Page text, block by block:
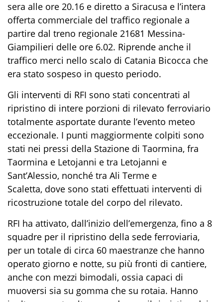
sera alle ore 20.16 e diretto a Siracusa e l’intera
offerta commerciale del traffico regionale a
partire dal treno regionale 21681 Messina-
Giampilieri delle ore 6.02. Riprende anche il
traffico merci nello scalo di Catania Bicocca che
era stato sospeso in questo periodo.
Gli interventi di RFI sono stati concentrati al
ripristino di intere porzioni di rilevato ferroviario
totalmente asportate durante l’evento meteo
eccezionale. I punti maggiormente colpiti sono
stati nei pressi della Stazione di Taormina, fra
Taormina e Letojanni e tra Letojanni e
Sant’Alessio, nonché tra Ali Terme e
Scaletta, dove sono stati effettuati interventi di
ricostruzione totale del corpo del rilevato.
RFI ha attivato, dall’inizio dell’emergenza, fino a 8
squadre per il ripristino della sede ferroviaria,
per un totale di circa 60 maestranze che hanno
operato giorno e notte, su più fronti di cantiere,
anche con mezzi bimodali, ossia capaci di
muoversi sia su gomma che su rotaia. Hanno